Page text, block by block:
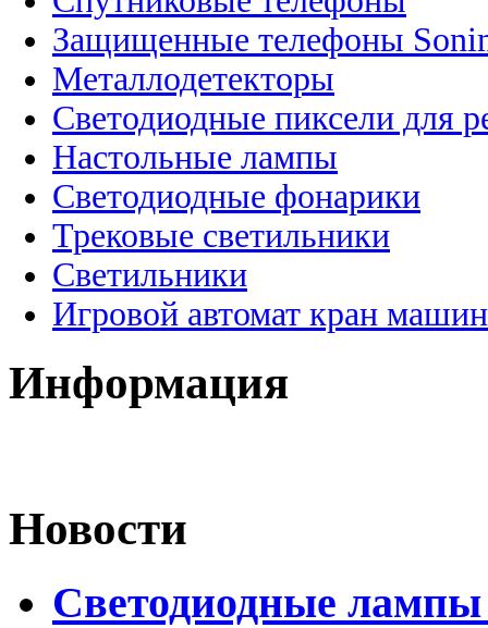
Защищенные телефоны
Металлодетекторы
Светодиодные пиксели для
Настольные лампы
Светодиодные фонарики
Трековые светильники
Светильники
Игровой автомат кран
Информация
Новости
Светодиодные лампы